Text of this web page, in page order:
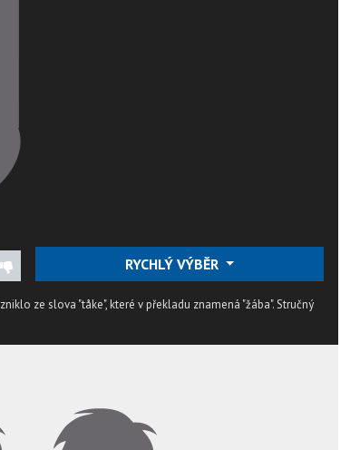
RYCHLÝ VÝBĚR
ze slova "tåke", které v překladu znamená "žába".Stručný